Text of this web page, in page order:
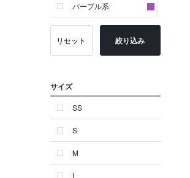
パープル系
イエロー系
オレンジ系
シルバー系
ゴールド系
その他
リセット 絞り込み
サイズ
SS
S
M
L